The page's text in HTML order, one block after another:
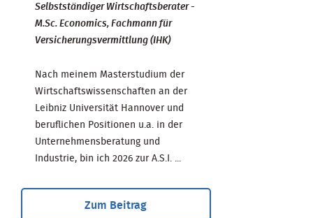
Selbstständiger Wirtschaftsberater -
M.Sc. Economics, Fachmann für
Versicherungsvermittlung (IHK)
Nach meinem Masterstudium der
Wirtschaftswissenschaften an der
Leibniz Universität Hannover und
beruflichen Positionen u.a. in der
Unternehmensberatung und
Industrie, bin ich 2026 zur A.S.I. ...
Zum Beitrag